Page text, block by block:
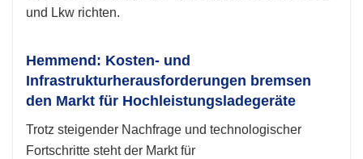
und Lkw richten.
Hemmend: Kosten- und
Infrastrukturherausforderungen bremsen
den Markt für Hochleistungsladegeräte
Trotz steigender Nachfrage und technologischer
Fortschritte steht der Markt für